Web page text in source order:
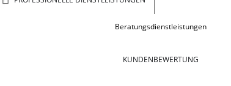
Beratungsdienstleistungen
KUNDENBEWERTUNG